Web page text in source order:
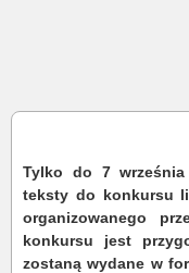
Tylko do 7 września
teksty do konkursu
organizowanego
konkursu jest
zostaną wydane w